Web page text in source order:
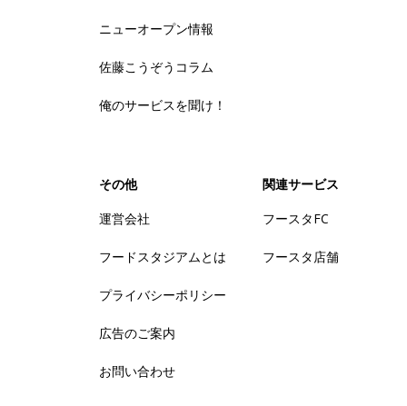
ニューオープン情報
佐藤こうぞうコラム
俺のサービスを聞け！
その他
運営会社
フードスタジアムとは
プライバシーポリシー
広告のご案内
お問い合わせ
関連サービス
フースタFC
フースタ店舗